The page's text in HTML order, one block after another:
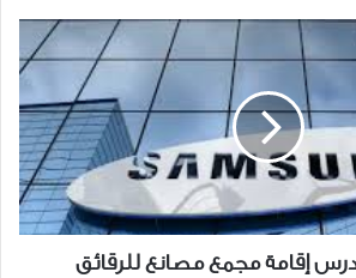
إقامة مجمع مصانع للرقائق